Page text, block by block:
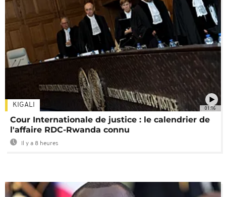
01:16
KIGALI
Cour Internationale de justice : le calendrier de
l'affaire RDC-Rwanda connu
Il y a 8 heures